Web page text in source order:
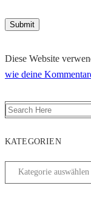
Diese Website
wie deine
KATEGORIEN